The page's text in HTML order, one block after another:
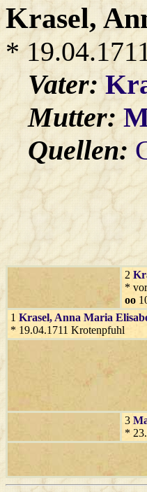
Krasel,
*
Vater:
Mutter:
Quellen:
2
*
oo
1 Krasel, Anna Maria
* 19.04.1711 Krotenpfuhl
3
*